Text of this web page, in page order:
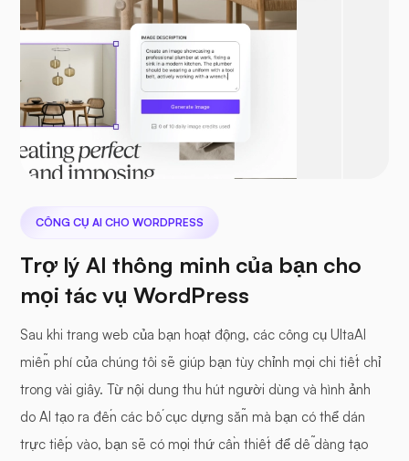
CÔNG CỤ AI CHO WORDPRESS
Trợ lý AI thông minh của bạn cho
mọi tác vụ WordPress
Sau khi trang web của bạn hoạt động, các công cụ UltaAI
miễn phí của chúng tôi sẽ giúp bạn tùy chỉnh mọi chi tiết chỉ
trong vài giây. Từ nội dung thu hút người dùng và hình ảnh
do AI tạo ra đến các bố cục dựng sẵn mà bạn có thể dán
trực tiếp vào, bạn sẽ có mọi thứ cần thiết để dễ dàng tạo